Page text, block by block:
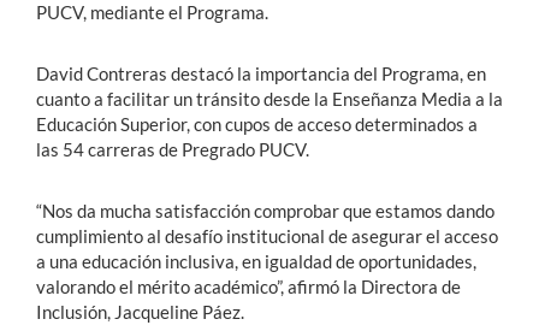
PUCV, mediante el Programa.
David Contreras destacó la importancia del Programa, en
cuanto a facilitar un tránsito desde la Enseñanza Media a la
Educación Superior, con cupos de acceso determinados a
las 54 carreras de Pregrado PUCV.
“Nos da mucha satisfacción comprobar que estamos dando
cumplimiento al desafío institucional de asegurar el acceso
a una educación inclusiva, en igualdad de oportunidades,
valorando el mérito académico”, afirmó la Directora de
Inclusión, Jacqueline Páez.